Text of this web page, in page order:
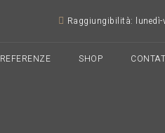
Raggiungibilità: lunedì-
REFERENZE SHOP